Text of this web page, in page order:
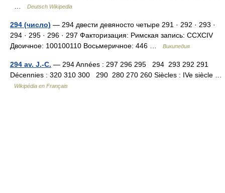
Deutsch Wikipedia
294 (число) — 294 двести девяносто четыре 291 · 292 · 293 ·
294 · 295 · 296 · 297 Факторизация: Римская запись: CCXCIV
Двоичное: 100100110 Восьмеричное: 446 …
Википедия
294 av. J.-C. — 294 Années : 297 296 295 294 293 292 291
Décennies : 320 310 300 290 280 270 260 Siècles : IVe siècle …
Wikipédia en Français